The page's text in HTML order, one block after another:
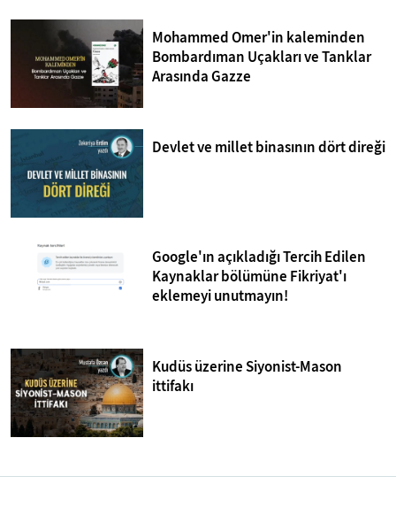
Mohammed Omer'in kaleminden
Bombardıman Uçakları ve Tanklar
Arasında Gazze
Devlet ve millet binasının dört direği
Google'ın açıkladığı Tercih Edilen
Kaynaklar bölümüne Fikriyat'ı
eklemeyi unutmayın!
Kudüs üzerine Siyonist-Mason
ittifakı